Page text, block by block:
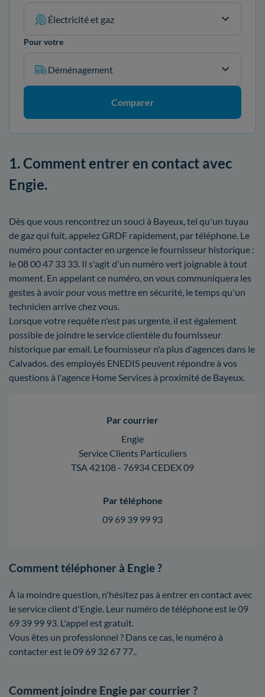
Électricité et gaz
Pour votre
Déménagement
Comparer
1. Comment entrer en contact avec
Engie.
Dès que vous rencontrez un souci à Bayeux, tel qu'un tuyau
de gaz qui fuit, appelez GRDF rapidement, par téléphone. Le
numéro pour contacter en urgence le fournisseur historique :
le 08 00 47 33 33. Il s'agit d'un numéro vert joignable à tout
moment. En appelant ce numéro, on vous communiquera les
gestes à avoir pour vous mettre en sécurité, le temps qu'un
technicien arrive chez vous.
Lorsque votre requête n'est pas urgente, il est également
possible de joindre le service clientèle du fournisseur
historique par email. Le fournisseur n'a plus d'agences dans le
Calvados. des employés ENEDIS peuvent répondre à vos
questions à l'agence Home Services à proximité de Bayeux.
Par courrier
Engie
Service Clients Particuliers
TSA 42108 - 76934 CEDEX 09
Par téléphone
09 69 39 99 93
Comment téléphoner à Engie ?
À la moindre question, n'hésitez pas à entrer en contact avec
le service client d'Engie. Leur numéro de téléphone est le 09
69 39 99 93. L'appel est gratuit.
Vous êtes un professionnel ? Dans ce cas, le numéro à
contacter est le 09 69 32 67 77..
Comment joindre Engie par courrier ?